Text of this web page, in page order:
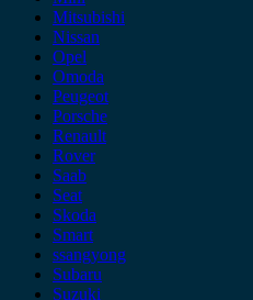
Mitsubishi
Nissan
Opel
Omoda
Peugeot
Porsche
Renault
Rover
Saab
Seat
Skoda
Smart
ssangyong
Subaru
Suzuki